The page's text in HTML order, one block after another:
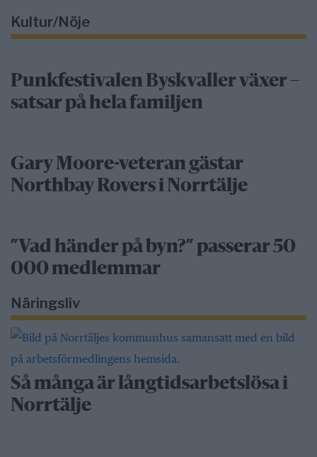
Kultur/Nöje
Punkfestivalen Byskvaller växer –
satsar på hela familjen
Gary Moore-veteran gästar
Northbay Rovers i Norrtälje
”Vad händer på byn?” passerar 50
000 medlemmar
Näringsliv
Så många är långtidsarbetslösa i
Norrtälje